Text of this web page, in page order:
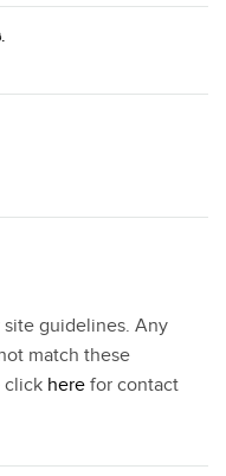
guidelines. Any
match these
click here for contact